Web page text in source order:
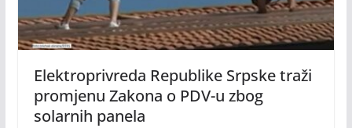
Elektroprivreda Republike Srpske traži
promjenu Zakona o PDV-u zbog
solarnih panela